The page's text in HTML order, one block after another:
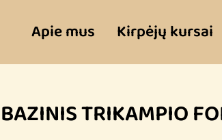
Apie mus Kirpėjų kursai
BAZINIS TRIKAMPIO